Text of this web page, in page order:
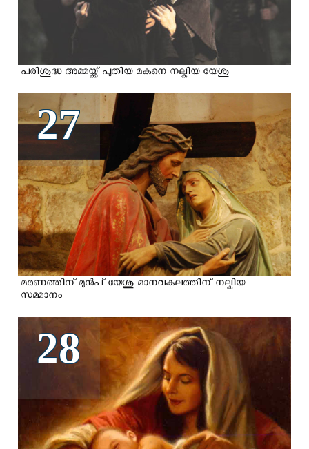
പരിശുദ്ധ അമ്മയ്ക്ക് പുതിയ മകനെ നല്കിയ യേശു
27
മരണത്തിന് മുന്‍പ് യേശു മാനവകുലത്തിന് നല്കിയ
സമ്മാനം
28